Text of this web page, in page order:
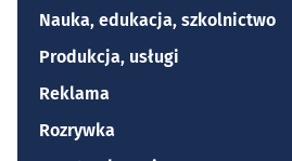
Nauka, edukacja, szkolnictwo
Produkcja, usługi
Reklama
Rozrywka